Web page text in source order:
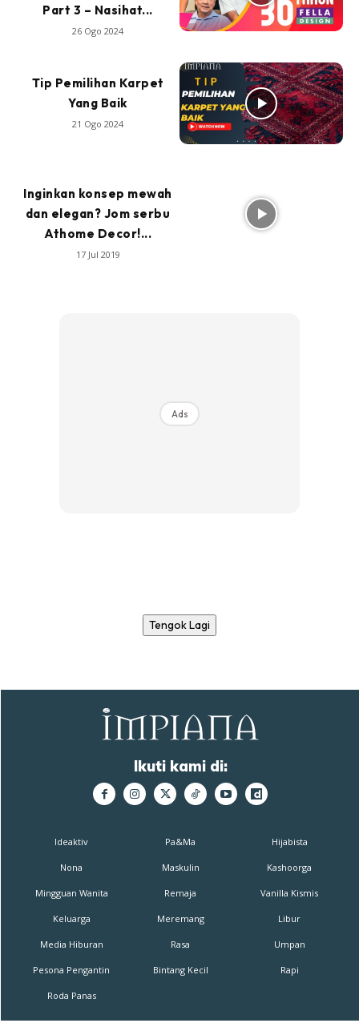
Part 3 – Nasihat...
26 Ogo 2024
Tip Pemilihan Karpet
Yang Baik
21 Ogo 2024
Inginkan konsep mewah
dan elegan? Jom serbu
Athome Decor!...
17 Jul 2019
Ads
Tengok Lagi
Ikuti kami di:
Ideaktiv
Nona
Mingguan Wanita
Keluarga
Media Hiburan
Pesona Pengantin
Roda Panas
Pa&Ma
Maskulin
Remaja
Meremang
Rasa
Bintang Kecil
Hijabista
Kashoorga
Vanilla Kismis
Libur
Umpan
Rapi